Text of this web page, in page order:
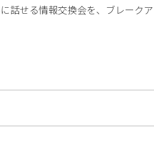
話せる情報交換会を、ブレーク